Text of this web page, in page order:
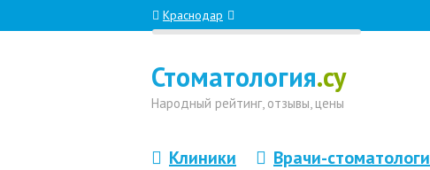
Краснодар
Стоматология.су
Народный рейтинг, отзывы, цены
Клиники Врачи-стоматологи